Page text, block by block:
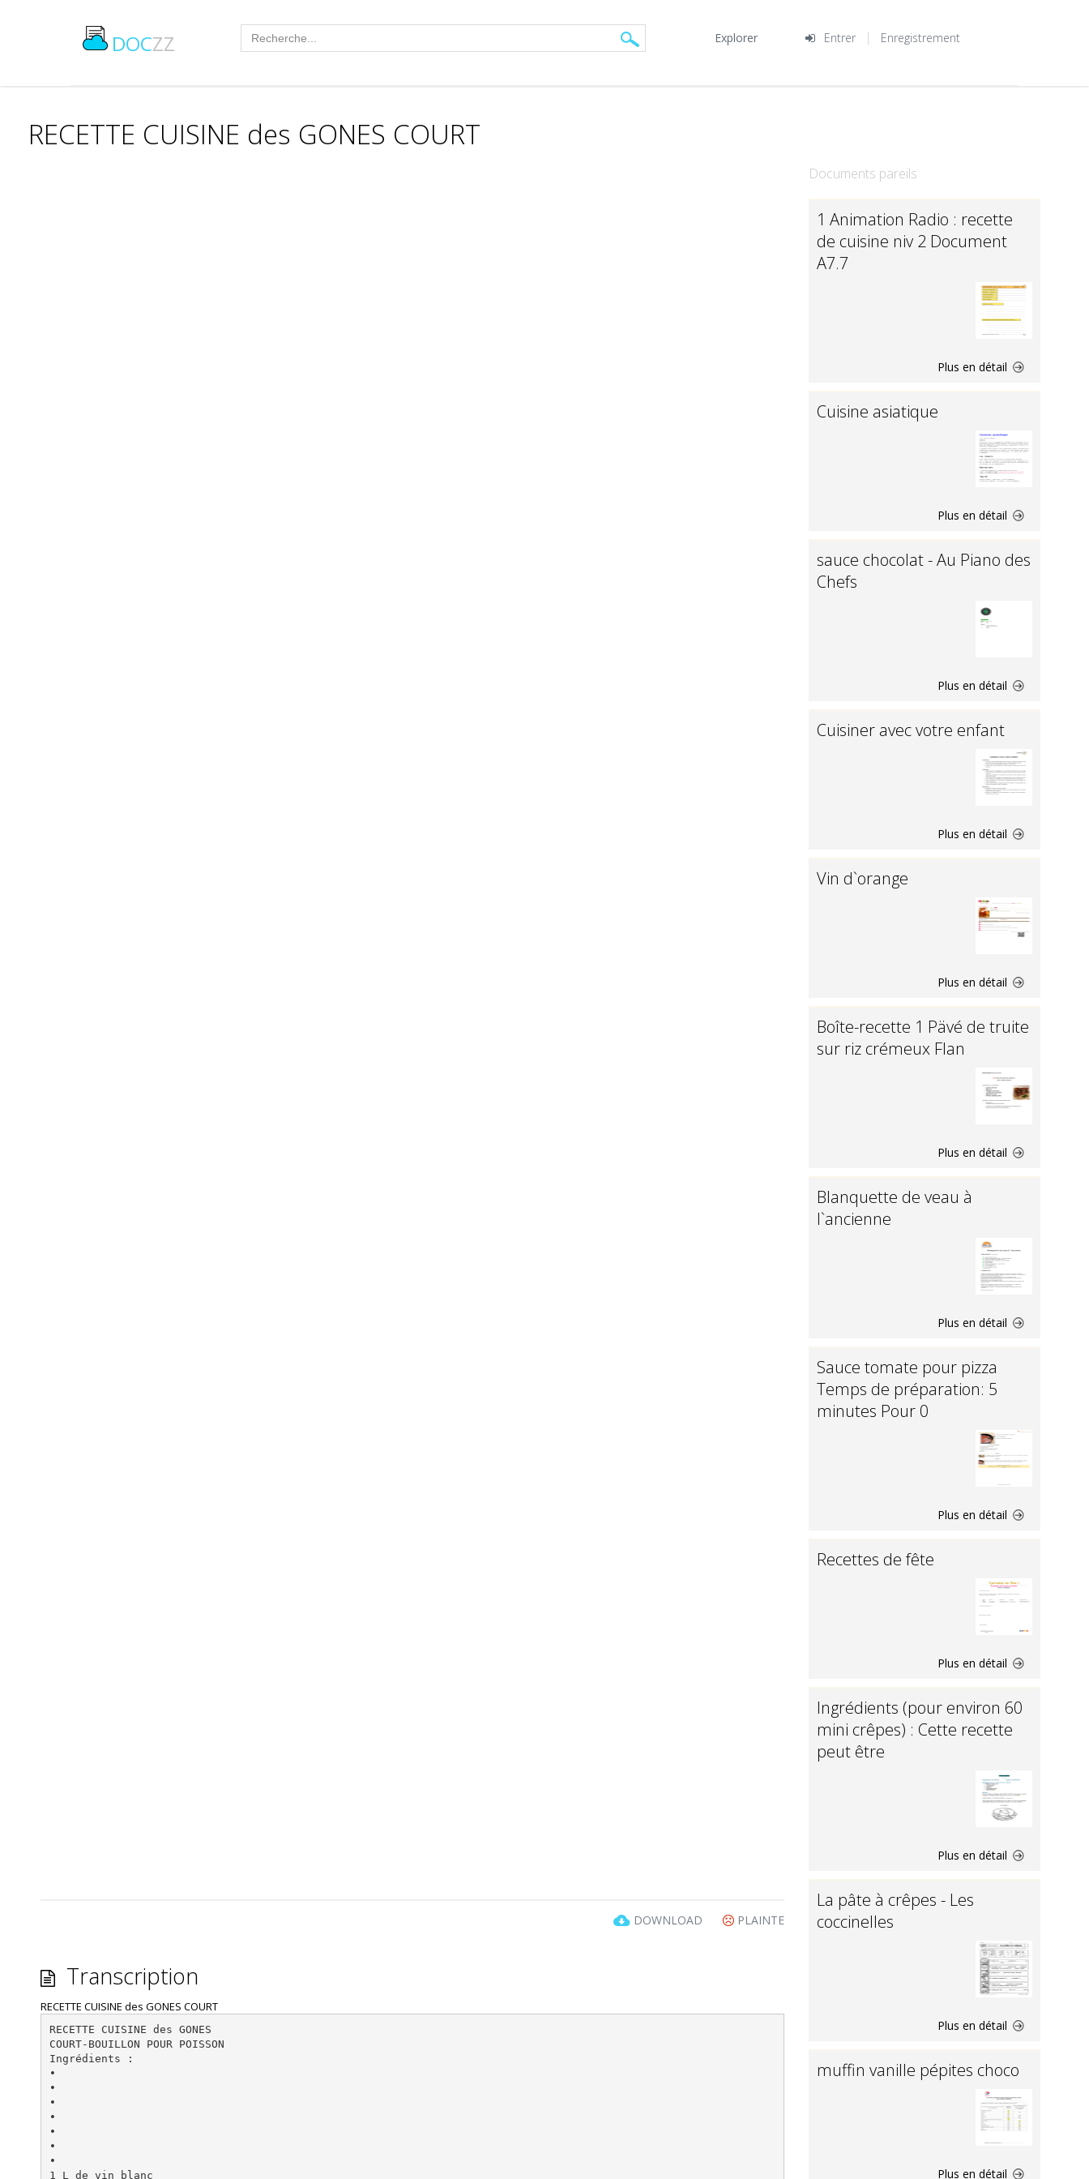
DOCZZ Entrer Enregistrement
Explorer
RECETTE CUISINE des GONES COURT
DOWNLOAD PLAINTE
Transcription
RECETTE CUISINE des GONES COURT
RECETTE CUISINE des GONES
COURT-BOUILLON POUR POISSON
Ingrédients :
•
•
•
•
•
•
•
1 L de vin blanc
Documents pareils
1 Animation Radio : recette
de cuisine niv 2 Document
A7.7
Plus en détail
Cuisine asiatique
Plus en détail
sauce chocolat - Au Piano des
Chefs
Plus en détail
Cuisiner avec votre enfant
Plus en détail
Vin d`orange
Plus en détail
Boîte-recette 1 Pävé de truite
sur riz crémeux Flan
Plus en détail
Blanquette de veau à
l`ancienne
Plus en détail
Sauce tomate pour pizza
Temps de préparation: 5
minutes Pour 0
Plus en détail
Recettes de fête
Plus en détail
Ingrédients (pour environ 60
mini crêpes) : Cette recette
peut être
Plus en détail
La pâte à crêpes - Les
coccinelles
Plus en détail
muffin vanille pépites choco
Plus en détail